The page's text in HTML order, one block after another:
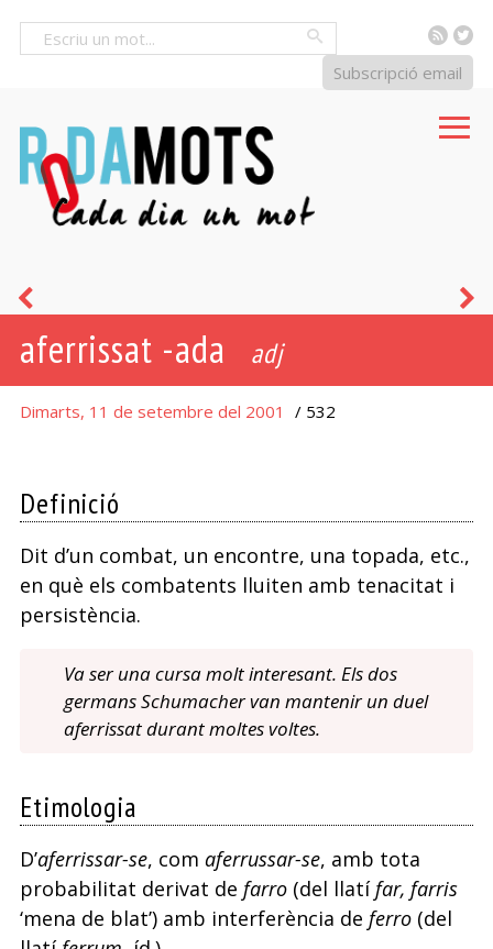
RSS
Subscripció email
aferrissat -ada adj
Dimarts, 11 de setembre del 2001 / 532
Definició
Dit d’un combat, un encontre, una topada, etc.,
en què els combatents lluiten amb tenacitat i
persistència.
Va ser una cursa molt interesant. Els dos
germans Schumacher van mantenir un duel
aferrissat durant moltes voltes.
Etimologia
D’aferrissar-se, com aferrussar-se, amb tota
probabilitat derivat de farro(del llatífar, farris
‘mena de blat’) amb interferència de ferro(del
entotsolar-
se